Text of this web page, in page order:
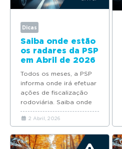
g
t
i
o
Dicas
Saiba onde estão
os radares da PSP
em Abril de 2026
Todos os meses, a PSP
informa onde irá efetuar
ações de fiscalização
rodoviária. Saiba onde
estão os radares da PSP
em Abril de...
2 Abril, 2026